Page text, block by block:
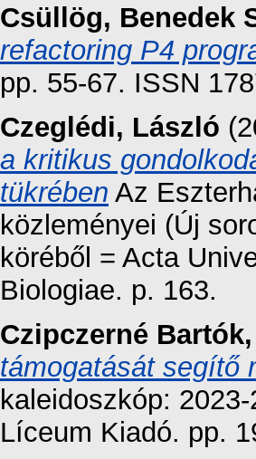
Csüllög, Benedek
refactoring P4
pp. 55-67. ISSN
Czeglédi, László
a kritikus
tükrében Az
közleményei (Új
köréből = Acta
Biologiae. p. 163.
Czipczerné
támogatását segítő
kaleidoszkóp:
Líceum Kiadó. pp.